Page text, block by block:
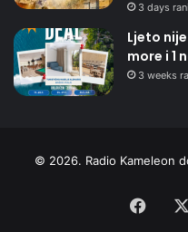
3 days
Ljeto
more i 1
3 weeks
© 2026. Radio Kameleon